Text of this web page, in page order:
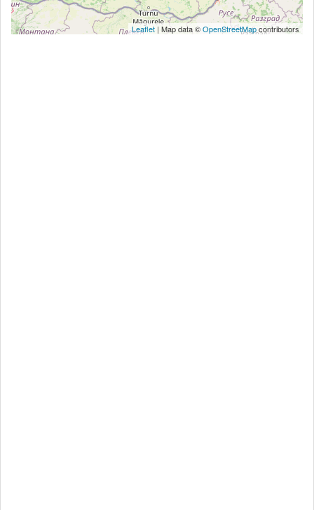
Leaflet| Map data ©OpenStreetMapcontributors